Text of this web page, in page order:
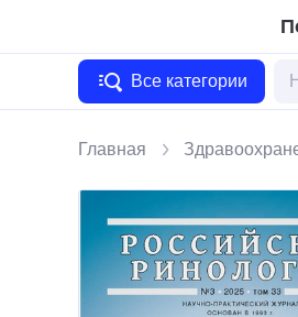
Все категории
Главная